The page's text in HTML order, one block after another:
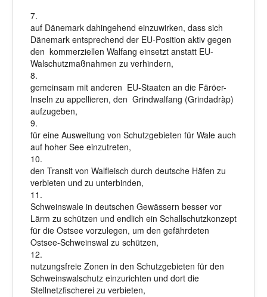
7.
auf Dänemark dahingehend einzuwirken, dass sich
Dänemark entsprechend der EU-Position aktiv gegen
den kommerziellen Walfang einsetzt anstatt EU-
Walschutzmaßnahmen zu verhindern,
8.
gemeinsam mit anderen EU-Staaten an die Färöer-
Inseln zu appellieren, den Grindwalfang (Grindadràp)
aufzugeben,
9.
für eine Ausweitung von Schutzgebieten für Wale auch
auf hoher See einzutreten,
10.
den Transit von Walfleisch durch deutsche Häfen zu
verbieten und zu unterbinden,
11.
Schweinswale in deutschen Gewässern besser vor
Lärm zu schützen und endlich ein Schallschutzkonzept
für die Ostsee vorzulegen, um den gefährdeten
Ostsee-Schweinswal zu schützen,
12.
nutzungsfreie Zonen in den Schutzgebieten für den
Schweinswalschutz einzurichten und dort die
Stellnetzfischerei zu verbieten,